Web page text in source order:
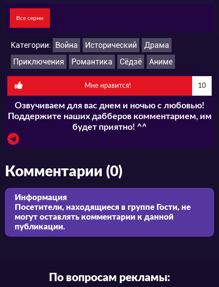
Все серии
Категории: Война Исторический
Драма
Приключения
Романтика Сёдзё Аниме
Мне нравится! 10
Озвучиваем для вас днем и ночью с любовью!
Поддержите наших дабберов комментарием, им
будет приятно! ^^
Комментарии (0)
Информация
Посетители, находящиеся в группе Гости, не
могут оставлять комментарии к данной
публикации.
По вопросам рекламы: